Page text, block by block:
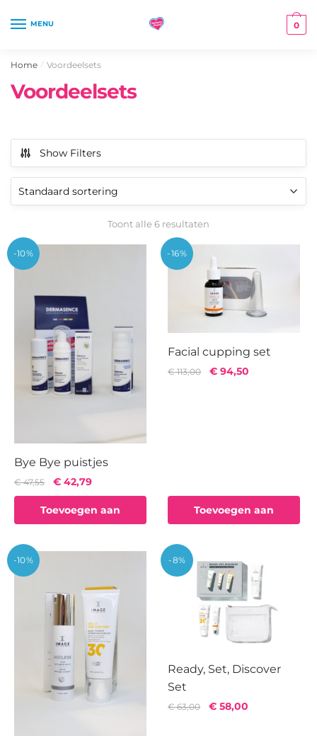
MENU 0
Home / Voordeelsets
Voordeelsets
Show Filters
Toont alle 6 resultaten
-10%
Bye Bye puistjes
€47,55
Oorspronkelijke
prijs
was:
€ 47,55.
€ 42,79Huidige
prijs
is:
€ 42,79.
Toevoegen aan
-16%
Facial cupping set
€113,00
Oorspronkelijke
€ 94,50
Toevoegen aan
-10% -8%
Ready, Set, Discover
Set
€63,00
Oorspronkelijke
€ 58,00